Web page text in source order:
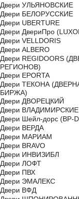
Двери УЛЬЯНОВСКИЕ
Двери БЕЛОРУССКИЕ
Двери UBERTURE
Двери ДвериПро
Двери VELLDORIS
Двери ALBERO
Двери REGIDOORS
РЕГИОНОВ)
Двери EPORTA
Двери ТЕКОНА
БИРЖА)
Двери ДВОРЕЦКИЙ
Двери ВЛАДИМИРСКИЕ
Двери Шейл-дорс (BP-
Двери ВЕРДА
Двери МАРИАМ
Двери BRAVO
Двери ИНВИЗИБЛ
Двери ЛОФТ
Двери ПВХ
Двери ЭМАЛЕКС
Двери ВФД